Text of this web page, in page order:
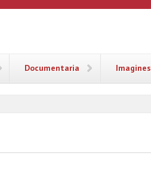
Documentaria Imagines